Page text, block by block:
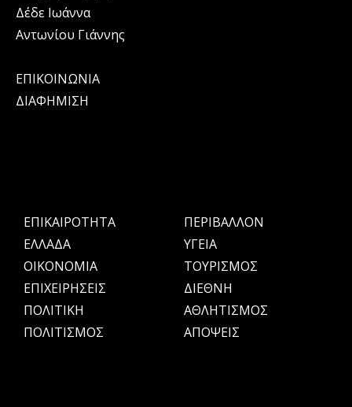
Δέδε Ιωάννα
Αντωνίου Γιάννης
ΕΠΙΚΟΙΝΩΝΙΑ
ΔΙΑΦΗΜΙΣΗ
ΕΠΙΚΑΙΡΟΤΗΤΑ
ΕΛΛΑΔΑ
OIKONOMIA
ΕΠΙΧΕΙΡΗΣΕΙΣ
ΠΟΛΙΤΙΚΗ
ΠΟΛΙΤΙΣΜΟΣ
ΠΕΡΙΒΑΛΛΟΝ
ΥΓΕΙΑ
ΤΟΥΡΙΣΜΟΣ
ΔΙΕΘΝΗ
ΑΘΛΗΤΙΣΜΟΣ
ΑΠΟΨΕΙΣ